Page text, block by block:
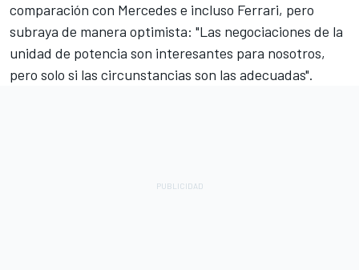
comparación con Mercedes e incluso Ferrari, pero
subraya de manera optimista: "Las negociaciones de la
unidad de potencia son interesantes para nosotros,
pero solo si las circunstancias son las adecuadas".